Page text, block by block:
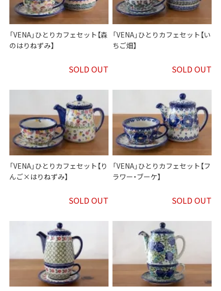
「VENA」ひとりカフェセット【森
のはりねずみ】
SOLD OUT
「VENA」ひとりカフェセット【い
ちご畑】
SOLD OUT
「VENA」ひとりカフェセット【り
んご×はりねずみ】
SOLD OUT
「VENA」ひとりカフェセット【フ
ラワー・ブーケ】
SOLD OUT